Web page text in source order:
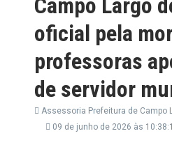
Campo Largo
oficial pela
professoras
de servidor
Assessoria Prefeitura de Campo
09 de junho de 2026 às